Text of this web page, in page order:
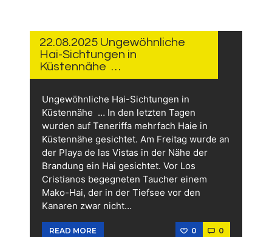
22.08.2025 Ungewöhnliche
Hai-Sichtungen in
Küstennähe …
Ungewöhnliche Hai-Sichtungen in
Küstennähe … In den letzten Tagen
wurden auf Teneriffa mehrfach Haie in
Küstennähe gesichtet. Am Freitag wurde an
der Playa de las Vistas in der Nähe der
Brandung ein Hai gesichtet. Vor Los
Cristianos begegneten Taucher einem
Mako-Hai, der in der Tiefsee vor den
Kanaren zwar nicht…
READ MORE 0 0